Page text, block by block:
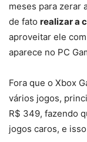
meses para zerar
de fato realizar a
aproveitar ele
aparece no PC
Fora que o Xbox
vários jogos,
R$ 349, fazendo
jogos caros, e